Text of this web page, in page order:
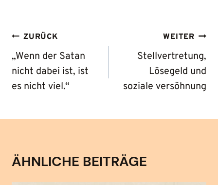
BEITRAGS-
NAVIGATION
ZURÜCK
„Wenn der Satan
nicht dabei ist, ist
es nicht viel.“
WEITER
Stellvertretung,
Lösegeld und
soziale versöhnung
ÄHNLICHE BEITRÄGE